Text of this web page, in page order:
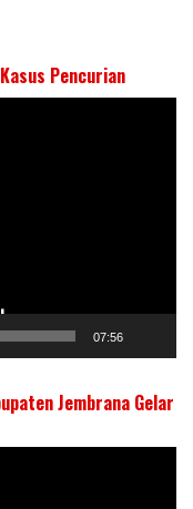
Pencurian
07:56
Jembrana Gelar